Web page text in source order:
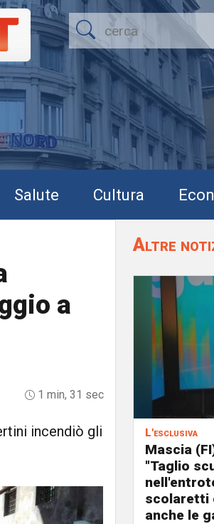
Salute Cultura
a
1 min, 31 sec
incendiò gli
Altre
L'esclusiva
Mascia
"Taglio
scolaretti
anche le